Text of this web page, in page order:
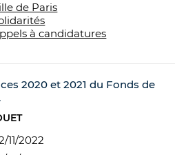
de Paris
à candidatures
2020 et 2021 du Fonds de
11/2022